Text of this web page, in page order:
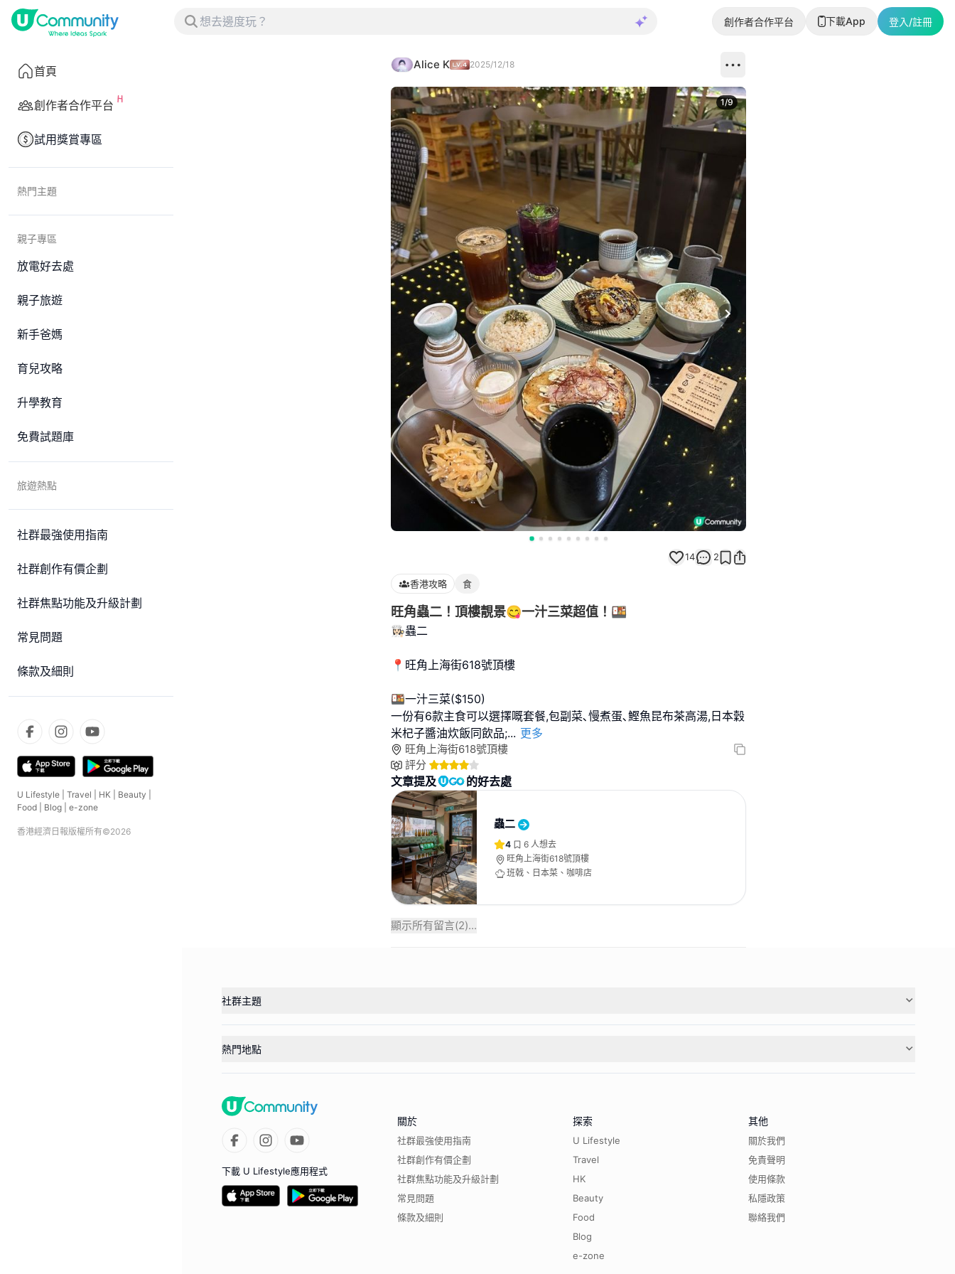
創作者合作平台 下載App 登入/註冊
首頁
創作者合作平台
試用獎賞專區
熱門主題
親子專區
放電好去處
親子旅遊
新手爸媽
育兒攻略
升學教育
免費試題庫
旅遊熱點
社群最強使用指南
社群創作有價企劃
社群焦點功能及升級計劃
常見問題
條款及細則
U Lifestyle Travel HK Beauty
Food
Blog e-zone
香港經濟日報版權所有©2026
Alice K 2025/12/18
Next slide
1/9
14 2
香港攻略 食
旺角蟲二！頂樓靚景😋一汁三菜超值！🍱
👩🏻‍🍳蟲二
📍旺角上海街618號頂樓
🍱一汁三菜($150)
一份有6款主食可以選擇嘅套餐,包副菜､慢煮蛋､鰹魚昆布茶高湯,日本穀
米杞子醬油炊飯同飲品;... 更多
旺角上海街618號頂樓
評分
文章提及 的好去處
蟲二
4 6 人想去
旺角上海街618號頂樓
班戟、日本菜、咖啡店
顯示所有留言(2)...
社群主題
熱門地點
下載 U Lifestyle應用程式
關於
社群最強使用指南
社群創作有價企劃
社群焦點功能及升級計劃
常見問題
條款及細則
探索
U Lifestyle
Travel
HK
Beauty
Food
Blog
e-zone
其他
關於我們
免責聲明
使用條款
私隱政策
聯絡我們